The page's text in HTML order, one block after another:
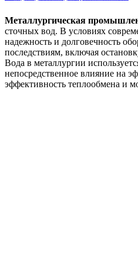
Металлургическая
сточных вод. В условиях
надежность и долговечность
последствиям, включая
Вода в металлургии
непосредственное влияние на
эффективность теплообмена и